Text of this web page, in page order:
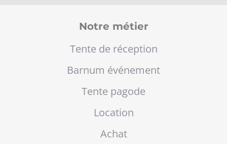
Notre métier
Tente de réception
Barnum événement
Tente pagode
Location
Achat